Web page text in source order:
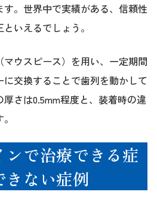
。世界中で実績がある、信頼性
いえるでしょう。
ウスピース）を用い、一定期間
交換することで歯列を動かして
さは0.5mm程度と、装着時の違
ンで治療できる症
きない症例